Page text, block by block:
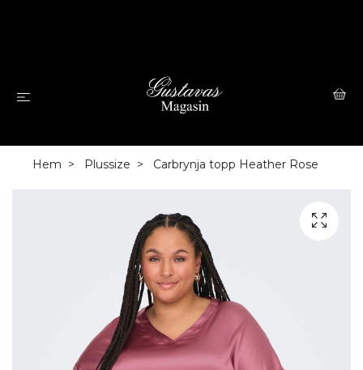
Hem Plussize Carbrynja topp Heather Rose